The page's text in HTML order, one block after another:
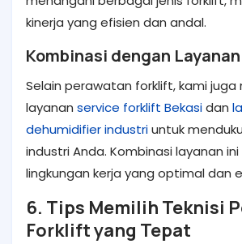
kinerja yang efisien dan andal.
Kombinasi dengan
Selain perawatan forklift, kami juga
layanan service forklift Bekasidan
dehumidifier industriuntuk
industri Anda. Kombinasi layanan
lingkungan kerja yang optimal dan
6. Tips Memilih Teknisi
Forklift yang Tepat